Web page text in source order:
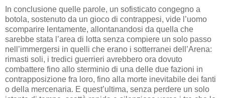
In conclusione quelle parole, un sofisticato congegno a
botola, sostenuto da un gioco di contrappesi, vide l’uomo
scomparire lentamente, allontanandosi da quella che
sarebbe stata l’area di lotta senza compiere un solo passo
nell’immergersi in quelli che erano i sotterranei dell’Arena:
rimasti soli, i tredici guerrieri avrebbero ora dovuto
combattere fino allo sterminio di una delle due fazioni in
contrapposizione fra loro, fino alla morte inevitabile dei fanti
o della mercenaria. E quest’ultima, senza perdere un solo